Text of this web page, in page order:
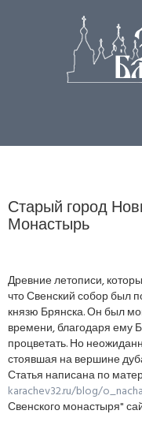
Старый город
Монастырь
Древние летописи,
что Свенский собор был
князю Брянска. Он был
времени, благодаря ему
процветать. Но
стоявшая на вершине
Статья написана по
karachev32.ru/blog/
Свенского монастыря"